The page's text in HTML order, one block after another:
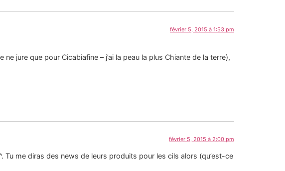
février 5, 2015 à 1:53 pm
jure que pour Cicabiafine – j’ai la peau la plus Chiante de la terre),
février 5, 2015 à 2:00 pm
Tu me diras des news de leurs produits pour les cils alors (qu’est-ce